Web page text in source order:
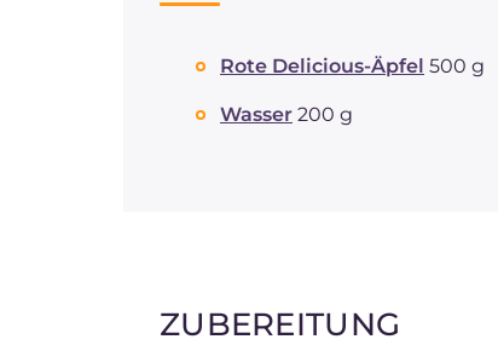
Rote Delicious-Äpfel 500 g
Wasser 200 g
ZUBEREITUNG